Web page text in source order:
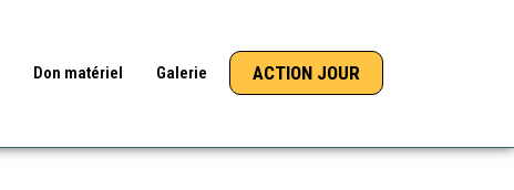
Don matériel Galerie ACTION JOUR